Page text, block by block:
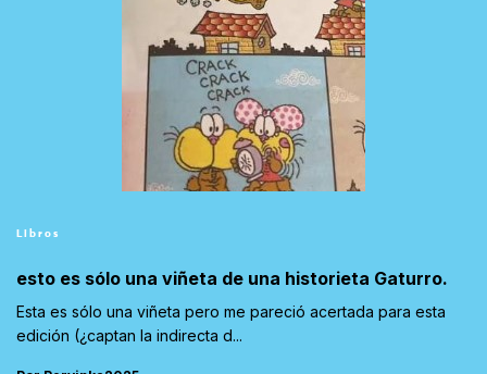
Libros
esto es sólo una viñeta de una historieta Gaturro.
Esta es sólo una viñeta pero me pareció acertada para esta
edición (¿captan la indirecta d...